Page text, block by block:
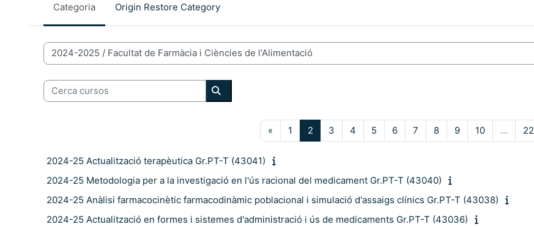
Categoria Origin Restore Category
Categories de Cursos
Cerca cursos
Cerca cursos
« Pàgina anterior
1 Pàgina 1
2 Pàgina 2
3 Pàgina 3
4 Pàgina 4
5 Pàgina 5
6Pàgina 6
7 Pàgina 7
8Pàgina 8
9Pàgina 9
10Pàgina 10
… 22
2024-25 Actualització terapèutica Gr.PT-T (43041)
2024-25 Metodologia per a la investigació en l'ús racional del medicament Gr.PT-T (43040)
2024-25 Anàlisi farmacocinètic farmacodinàmic poblacional i simulació d'assaigs clínics Gr.PT-T (43038)
2024-25 Actualització en formes i sistemes d'administració i ús de medicaments Gr.PT-T (43036)